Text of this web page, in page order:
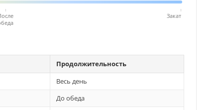
Закат
Продолжительность
Весь день
До обеда